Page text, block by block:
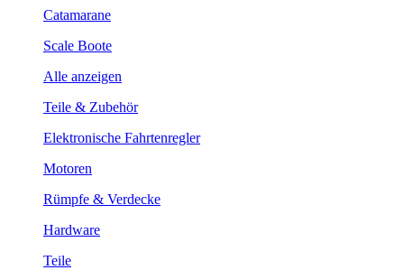
Catamarane
Scale Boote
Alle anzeigen
Teile & Zubehör
Elektronische Fahrtenregler
Motoren
Rümpfe & Verdecke
Hardware
Teile